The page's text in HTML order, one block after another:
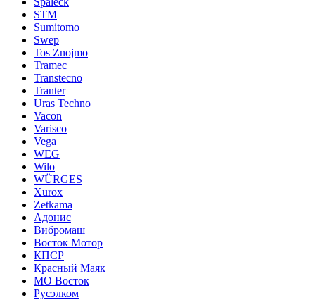
STM
Sumitomo
Swep
Tos Znojmo
Tramec
Transtecno
Tranter
Uras Techno
Vacon
Varisco
Vega
WEG
Wilo
WÜRGES
Xurox
Zetkama
Адонис
Вибромаш
Восток Мотор
КПСР
Красный Маяк
МО Восток
Русэлком